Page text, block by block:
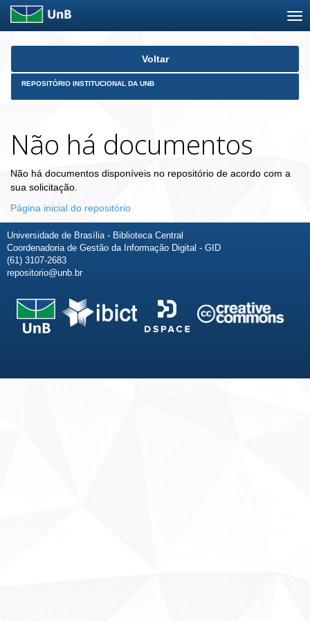
Skip
Voltar
REPOSITÓRIO INSTITUCIONAL DA UNB
Não há documentos
Não há documentos disponíveis no repositório de acordo com a
sua solicitação.
Página inicial do repositório
Universidade de Brasília - Biblioteca Central
Coordenadoria de Gestão da Informação Digital - GID
(61) 3107-2683
repositorio@unb.br